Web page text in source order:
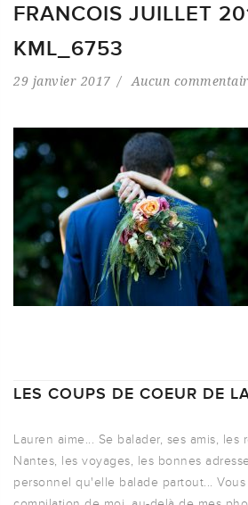
FRANCOIS JUILLET
KML_6753
29 janvier 2017 Aucun
LES COUPS DE COEUR DE
Lauren aime... Se balader, ses amis, les
Nantes, les voyages, les bonnes
personnel qu'elle balade partout...